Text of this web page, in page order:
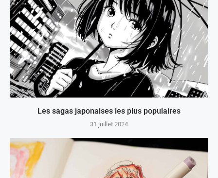
Les sagas japonaises les plus populaires
31 juillet 2024